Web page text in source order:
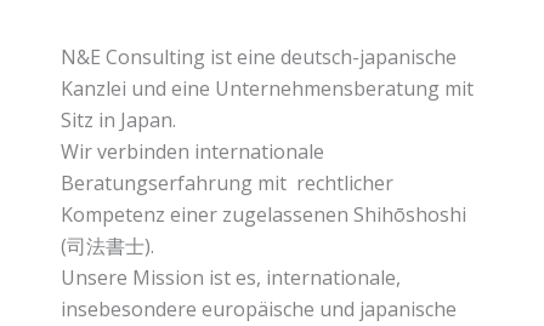
N&E Consulting ist eine deutsch-japanische
Kanzlei und eine Unternehmensberatung mit
Sitz in Japan.
Wir verbinden internationale
Beratungserfahrung mit rechtlicher
Kompetenz einer zugelassenen Shihōshoshi
(司法書士).
Unsere Mission ist es, internationale,
insebesondere europäische und japanische